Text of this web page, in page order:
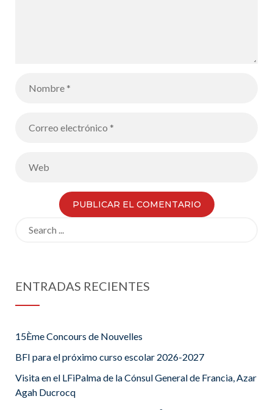
ENTRADAS RECIENTES
15Ème Concours de Nouvelles
BFI para el próximo curso escolar 2026-2027
Visita en el LFiPalma de la Cónsul General de Francia, Azar
Agah Ducrocq